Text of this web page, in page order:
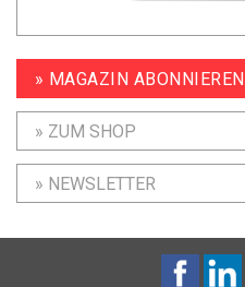
» MAGAZIN ABONNIEREN
» ZUM SHOP
» NEWSLETTER